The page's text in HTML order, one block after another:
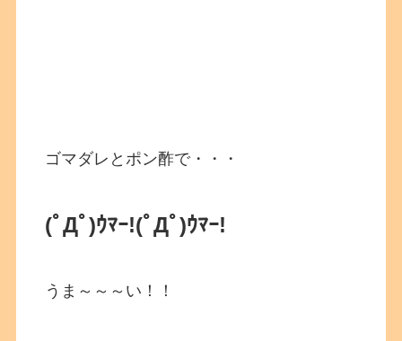
ゴマダレとポン酢で・・・
(ﾟДﾟ)ｳﾏｰ!(ﾟДﾟ)ｳﾏｰ!
うま～～～い！！